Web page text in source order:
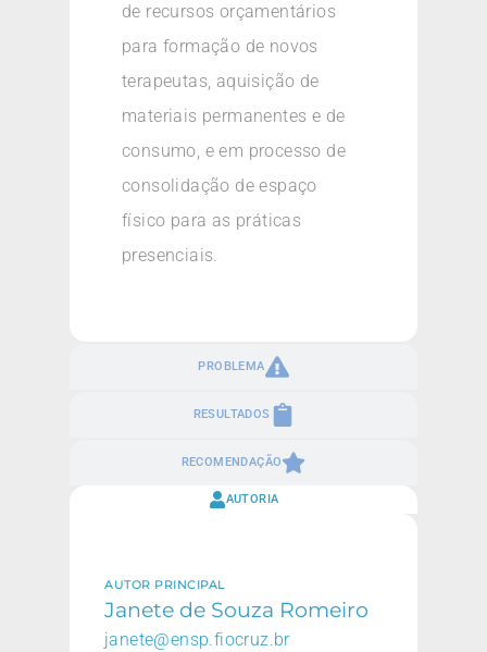
PROBLEMA
RESULTADOS
RECOMENDAÇÃO
de recursos orçamentários
para formação de novos
terapeutas, aquisição de
materiais permanentes e de
consumo, e em processo de
consolidação de espaço
físico para as práticas
presenciais.
AUTORIA
AUTOR PRINCIPAL
Janete de Souza Romeiro
janete@ensp.fiocruz.br